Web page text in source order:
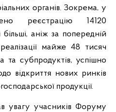
органів. Зокрема, у
реєстрацію 14120
аніж за попередній
майже 48 тисяч
та субпродуктів, успішно
відкриття нових ринків
продукції.
увагу учасників Форуму